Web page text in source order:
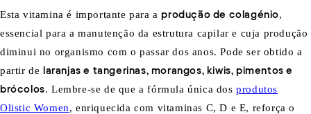
Esta vitamina é importante para aprodução de colagénio,
essencial para a manutenção da estrutura capilar e cuja produção
diminui no organismo com o passar dos anos. Pode ser obtido a
partir de
laranjas e tangerinas, morangos, kiwis, pimentos e
brócolos. Lembre-se de que a fórmula única dosprodutos
Olistic Women,enriquecida com vitaminas C, D e E, reforça o